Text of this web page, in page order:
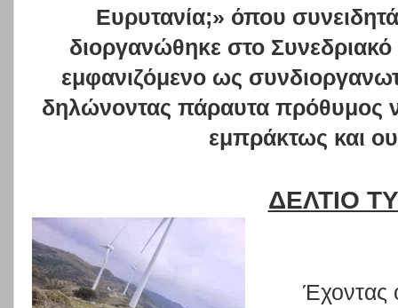
Ευρυτανία;» όπου
διοργανώθηκε στο
εμφανιζόμενο ως
δηλώνοντας πάραυτα πρόθυμος
εμπράκτως και
ΔΕΛΤΙΟ
Έχοντας